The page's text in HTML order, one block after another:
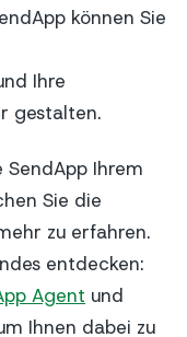
können Sie
Ihre
gestalten.
Ihrem
Sie die
zu erfahren.
entdecken:
Agent und
Ihnen dabei zu